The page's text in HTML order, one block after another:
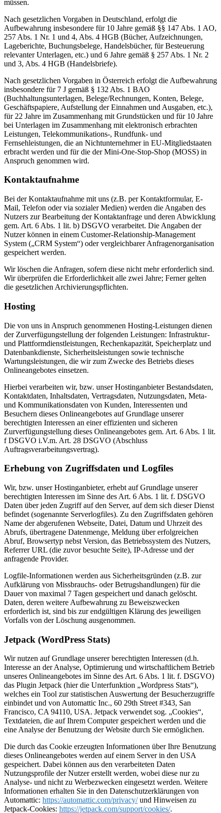
müssen.
Nach gesetzlichen Vorgaben in Deutschland, erfolgt die
Aufbewahrung insbesondere für 10 Jahre gemäß §§ 147 Abs. 1 AO,
257 Abs. 1 Nr. 1 und 4, Abs. 4 HGB (Bücher, Aufzeichnungen,
Lageberichte, Buchungsbelege, Handelsbücher, für Besteuerung
relevanter Unterlagen, etc.) und 6 Jahre gemäß § 257 Abs. 1 Nr. 2
und 3, Abs. 4 HGB (Handelsbriefe).
Nach gesetzlichen Vorgaben in Österreich erfolgt die Aufbewahrung
insbesondere für 7 J gemäß § 132 Abs. 1 BAO
(Buchhaltungsunterlagen, Belege/Rechnungen, Konten, Belege,
Geschäftspapiere, Aufstellung der Einnahmen und Ausgaben, etc.),
für 22 Jahre im Zusammenhang mit Grundstücken und für 10 Jahre
bei Unterlagen im Zusammenhang mit elektronisch erbrachten
Leistungen, Telekommunikations-, Rundfunk- und
Fernsehleistungen, die an Nichtunternehmer in EU-Mitgliedstaaten
erbracht werden und für die der Mini-One-Stop-Shop (MOSS) in
Anspruch genommen wird.
Kontaktaufnahme
Bei der Kontaktaufnahme mit uns (z.B. per Kontaktformular, E-
Mail, Telefon oder via sozialer Medien) werden die Angaben des
Nutzers zur Bearbeitung der Kontaktanfrage und deren Abwicklung
gem. Art. 6 Abs. 1 lit. b) DSGVO verarbeitet. Die Angaben der
Nutzer können in einem Customer-Relationship-Management
System („CRM System“) oder vergleichbarer Anfragenorganisation
gespeichert werden.
Wir löschen die Anfragen, sofern diese nicht mehr erforderlich sind.
Wir überprüfen die Erforderlichkeit alle zwei Jahre; Ferner gelten
die gesetzlichen Archivierungspflichten.
Hosting
Die von uns in Anspruch genommenen Hosting-Leistungen dienen
der Zurverfügungstellung der folgenden Leistungen: Infrastruktur-
und Plattformdienstleistungen, Rechenkapazität, Speicherplatz und
Datenbankdienste, Sicherheitsleistungen sowie technische
Wartungsleistungen, die wir zum Zwecke des Betriebs dieses
Onlineangebotes einsetzen.
Hierbei verarbeiten wir, bzw. unser Hostinganbieter Bestandsdaten,
Kontaktdaten, Inhaltsdaten, Vertragsdaten, Nutzungsdaten, Meta-
und Kommunikationsdaten von Kunden, Interessenten und
Besuchern dieses Onlineangebotes auf Grundlage unserer
berechtigten Interessen an einer effizienten und sicheren
Zurverfügungstellung dieses Onlineangebotes gem. Art. 6 Abs. 1 lit.
f DSGVO i.V.m. Art. 28 DSGVO (Abschluss
Auftragsverarbeitungsvertrag).
Erhebung von Zugriffsdaten und Logfiles
Wir, bzw. unser Hostinganbieter, erhebt auf Grundlage unserer
berechtigten Interessen im Sinne des Art. 6 Abs. 1 lit. f. DSGVO
Daten über jeden Zugriff auf den Server, auf dem sich dieser Dienst
befindet (sogenannte Serverlogfiles). Zu den Zugriffsdaten gehören
Name der abgerufenen Webseite, Datei, Datum und Uhrzeit des
Abrufs, übertragene Datenmenge, Meldung über erfolgreichen
Abruf, Browsertyp nebst Version, das Betriebssystem des Nutzers,
Referrer URL (die zuvor besuchte Seite), IP-Adresse und der
anfragende Provider.
Logfile-Informationen werden aus Sicherheitsgründen (z.B. zur
Aufklärung von Missbrauchs- oder Betrugshandlungen) für die
Dauer von maximal 7 Tagen gespeichert und danach gelöscht.
Daten, deren weitere Aufbewahrung zu Beweiszwecken
erforderlich ist, sind bis zur endgültigen Klärung des jeweiligen
Vorfalls von der Löschung ausgenommen.
Jetpack (WordPress Stats)
Wir nutzen auf Grundlage unserer berechtigten Interessen (d.h.
Interesse an der Analyse, Optimierung und wirtschaftlichem Betrieb
unseres Onlineangebotes im Sinne des Art. 6 Abs. 1 lit. f. DSGVO)
das Plugin Jetpack (hier die Unterfunktion „Wordpress Stats“),
welches ein Tool zur statistischen Auswertung der Besucherzugriffe
einbindet und von Automattic Inc., 60 29th Street #343, San
Francisco, CA 94110, USA. Jetpack verwendet sog. „Cookies“,
Textdateien, die auf Ihrem Computer gespeichert werden und die
eine Analyse der Benutzung der Website durch Sie ermöglichen.
Die durch das Cookie erzeugten Informationen über Ihre Benutzung
dieses Onlineangebotes werden auf einem Server in den USA
gespeichert. Dabei können aus den verarbeiteten Daten
Nutzungsprofile der Nutzer erstellt werden, wobei diese nur zu
Analyse- und nicht zu Werbezwecken eingesetzt werden. Weitere
Informationen erhalten Sie in den Datenschutzerklärungen von
Automattic: https://automattic.com/privacy/und Hinweisen zu
Jetpack-Cookies: https://jetpack.com/support/cookies/.